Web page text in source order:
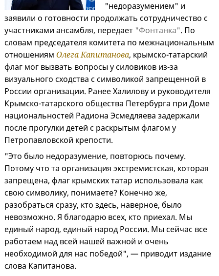
"недоразумением" и
заявили о готовности продолжать сотрудничество с
участниками ансамбля, передает "Фонтанка". По
словам председателя комитета по межнациональным
отношениям Олега Капитанова, крымско-татарский
флаг мог вызвать вопросы у силовиков из-за
визуального сходства с символикой запрещенной в
России организации. Ранее Халилову и руководителя
Крымско-татарского общества Петербурга при Доме
национальностей Радиона Эсмедляева задержали
после прогулки детей с раскрытым флагом у
Петропавловской крепости.
"Это было недоразумение, повторюсь почему.
Потому что та организация экстремистская, которая
запрещена, флаг крымских татар использовала как
свою символику, понимаете? Конечно же,
разобраться сразу, кто здесь, наверное, было
невозможно. Я благодарю всех, кто приехал. Мы
единый народ, единый народ России. Мы сейчас все
работаем над всей нашей важной и очень
необходимой для нас победой", — приводит издание
слова Капитанова.